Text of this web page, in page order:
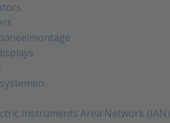
Instruments Area Network (IAN)